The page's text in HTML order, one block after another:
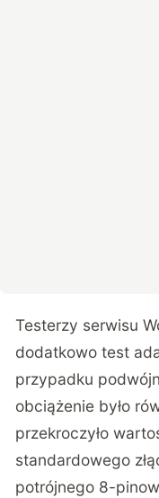
Testerzy serwisu
dodatkowo test
przypadku
obciążenie było
przekroczyło
standardowego
potrójnego 8-